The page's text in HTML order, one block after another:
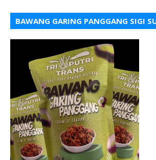
BAWANG GARING PANGGANG SIGI